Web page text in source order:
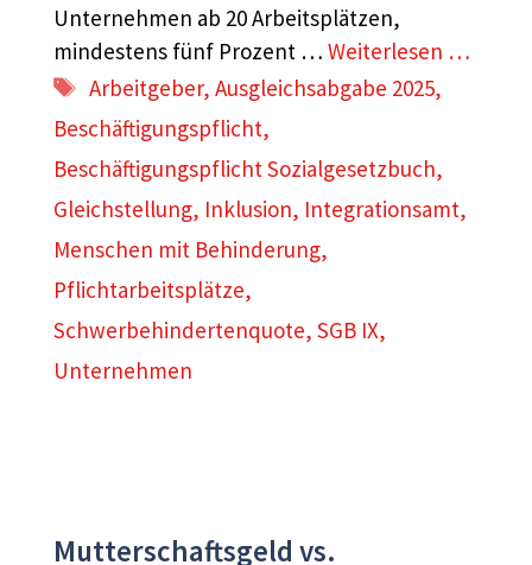
Unternehmen ab 20 Arbeitsplätzen,
mindestens fünf Prozent … Weiterlesen …
Schlagwörter
Arbeitgeber,Ausgleichsabgabe 2025,
Beschäftigungspflicht,
Beschäftigungspflicht Sozialgesetzbuch,
Gleichstellung, Inklusion, Integrationsamt,
Menschen mit Behinderung,
Pflichtarbeitsplätze,
Schwerbehindertenquote, SGB IX,
Unternehmen
Mutterschaftsgeld vs.